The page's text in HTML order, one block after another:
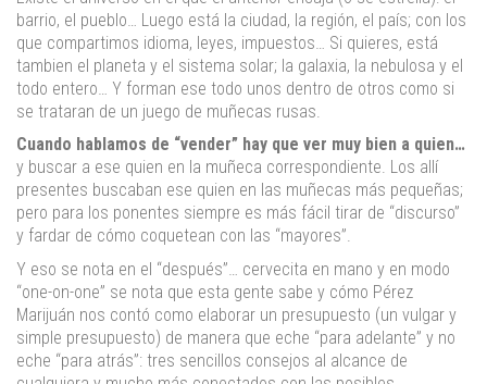
barrio, el pueblo… Luego está la ciudad, la región, el país; con los
que compartimos idioma, leyes, impuestos… Si quieres, está
tambien el planeta y el sistema solar; la galaxia, la nebulosa y el
todo entero… Y forman ese todo unos dentro de otros como si
se trataran de un juego de muñecas rusas.
Cuando hablamos de “vender” hay que ver muy bien a quien…
y buscar a ese quien en la muñeca correspondiente. Los allí
presentes buscaban ese quien en las muñecas más pequeñas;
pero para los ponentes siempre es más fácil tirar de “discurso”
y fardar de cómo coquetean con las “mayores”.
Y eso se nota en el “después”… cervecita en mano y en modo
“one-on-one” se nota que esta gente sabe y cómo Pérez
Marijuán nos contó como elaborar un presupuesto (un vulgar y
simple presupuesto) de manera que eche “para adelante” y no
eche “para atrás”: tres sencillos consejos al alcance de